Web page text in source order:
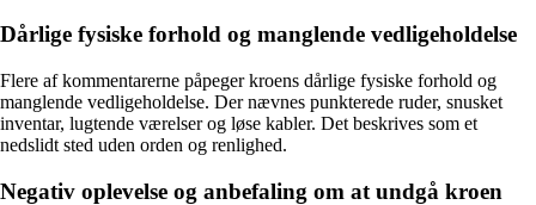
Dårlige fysiske forhold og manglende vedligeholdelse
Flere af kommentarerne påpeger kroens dårlige fysiske forhold og
manglende vedligeholdelse. Der nævnes punkterede ruder, snusket
inventar, lugtende værelser og løse kabler. Det beskrives som et
nedslidt sted uden orden og renlighed.
Negativ oplevelse og anbefaling om at undgå kroen